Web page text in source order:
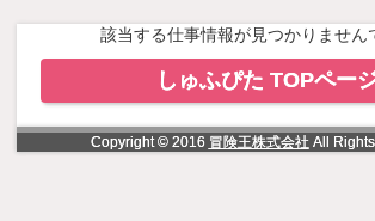
該当する仕事情報が見つかりません
しゅふぴた TOPペー
Copyright © 2016 冒険王株式会社All Rights